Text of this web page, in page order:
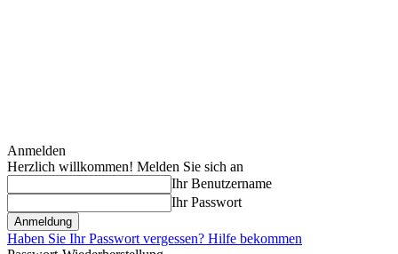
Anmelden
Herzlich willkommen! Melden Sie sich an
Ihr Benutzername
Ihr Passwort
Haben Sie Ihr Passwort vergessen? Hilfe bekommen